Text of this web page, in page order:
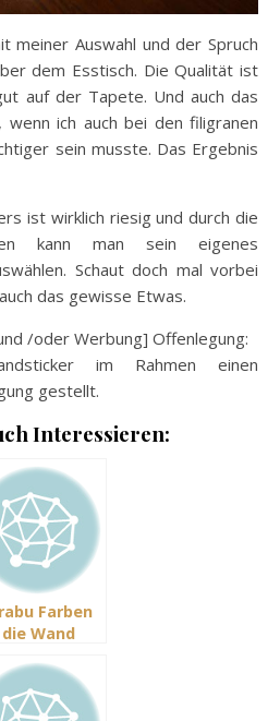
meiner Auswahl und der Spruch
dem Esstisch. Die Qualität ist
auf der Tapete. Und auch das
wenn ich auch bei den filigranen
sein musste. Das Ergebnis
ist wirklich riesig und durch die
kann man sein eigenes
Schaut doch mal vorbei
das gewisse Etwas.
/oder Werbung] Offenlegung:
im Rahmen einen
gestellt.
Interessieren:
Farben
Wand